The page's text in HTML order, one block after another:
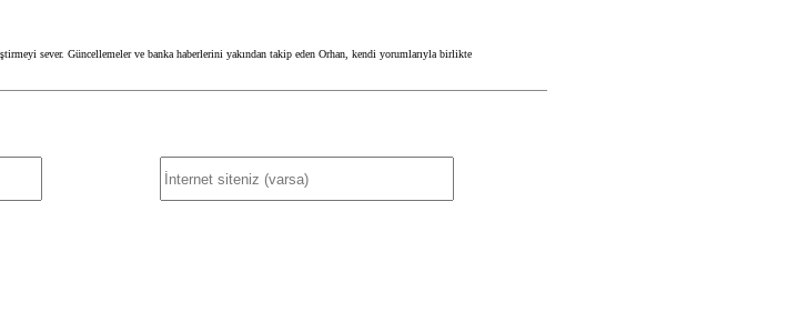
sever. Güncellemeler ve banka haberlerini yakından takip eden Orhan, kendi yorumlarıyla birlikte
(varsa)